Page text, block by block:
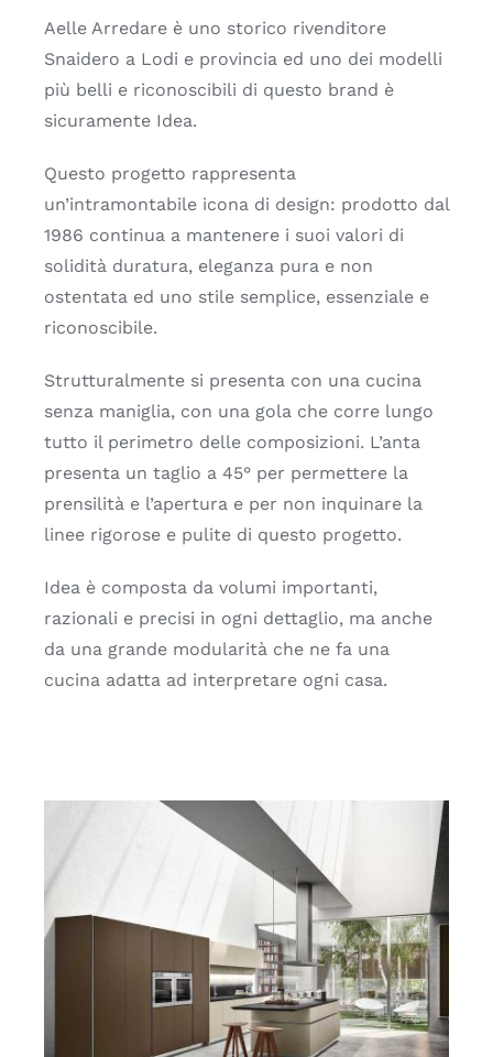
Aelle Arredare è uno storico rivenditore
Snaidero a Lodi e provincia ed uno dei modelli
più belli e riconoscibili di questo brand è
sicuramente Idea.
Questo progetto rappresenta
un’intramontabile icona di design: prodotto dal
1986 continua a mantenere i suoi valori di
solidità duratura, eleganza pura e non
ostentata ed uno stile semplice, essenziale e
riconoscibile.
Strutturalmente si presenta con una cucina
senza maniglia, con una gola che corre lungo
tutto il perimetro delle composizioni. L’anta
presenta un taglio a 45° per permettere la
prensilità e l’apertura e per non inquinare la
linee rigorose e pulite di questo progetto.
Idea è composta da volumi importanti,
razionali e precisi in ogni dettaglio, ma anche
da una grande modularità che ne fa una
cucina adatta ad interpretare ogni casa.